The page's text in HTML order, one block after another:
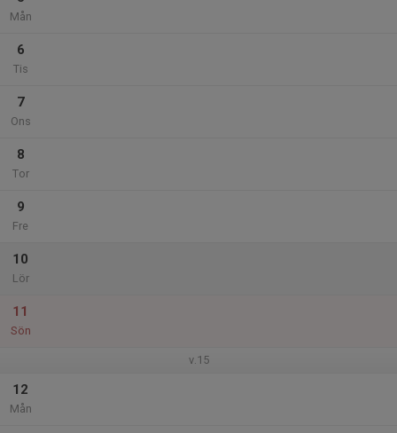
Mån
6
Tis
7
Ons
8
Tor
9
Fre
10
Lör
11
Sön
v.15
12
Mån